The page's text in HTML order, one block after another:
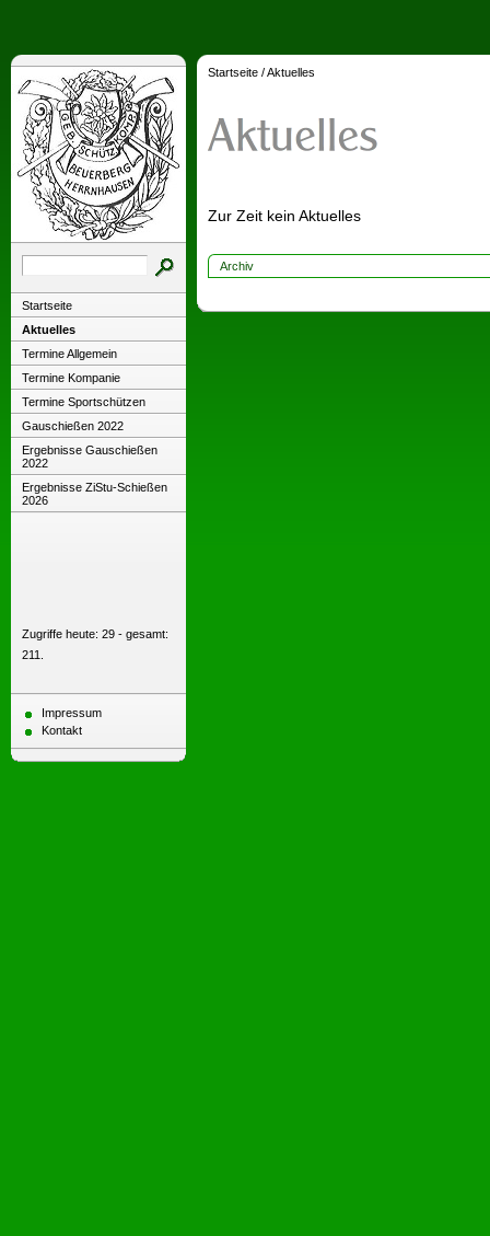
Startseite
Aktuelles
Termine Allgemein
Termine Kompanie
Termine Sportschützen
Gauschießen 2022
Ergebnisse Gauschießen
2022
Ergebnisse ZiStu-Schießen
2026
Zugriffe heute: 29 - gesamt:
211.
Impressum
Kontakt
Startseite /Aktuelles
Zur Zeit kein Aktuelles
Archiv